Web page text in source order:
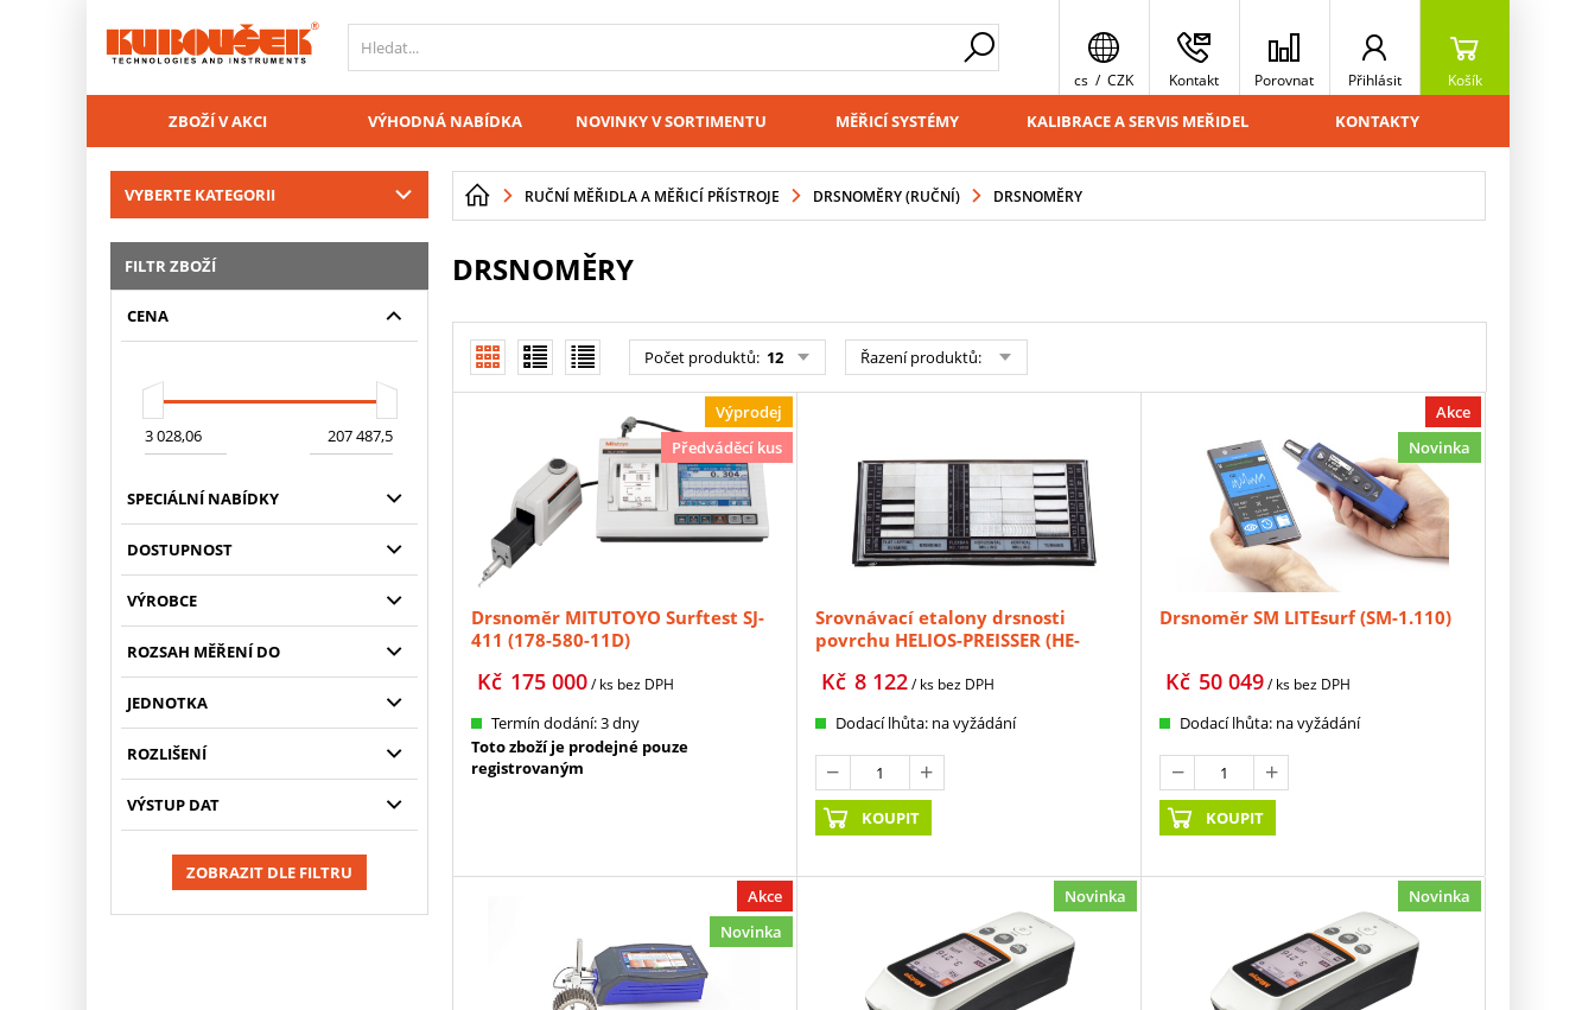
cs / CZK Kontakt Porovnat Přihlásit Košík
ZBOŽÍ V AKCI VÝHODNÁ NABÍDKA NOVINKY V SORTIMENTU MĚŘICÍ SYSTÉMY KALIBRACE A SERVIS MEŘIDEL KONTAKTY
VYBERTE KATEGORII
FILTR ZBOŽÍ
CENA
SPECIÁLNÍ NABÍDKY
DOSTUPNOST
VÝROBCE
ROZSAH MĚŘENÍ DO
JEDNOTKA
ROZLIŠENÍ
VÝSTUP DAT
ZOBRAZIT DLE FILTRU
RUČNÍ MĚŘIDLA A MĚŘICÍ PŘÍSTROJE DRSNOMĚRY (RUČNÍ) DRSNOMĚRY
DRSNOMĚRY
Počet produktů: 12 Řazení produktů:
Výprodej
Předváděcí kus
Drsnoměr MITUTOYO Surftest SJ-
411 (178-580-11D)
175 000
Kč / ks bez DPH
Termín dodání: 3 dny
Toto zboží je prodejné pouze
registrovaným
Srovnávací etalony drsnosti
povrchu HELIOS-PREISSER (HE-
8 122
Kč / ks bez DPH
Dodací lhůta: na vyžádání
KOUPIT
Akce
Novinka
Drsnoměr SM LITEsurf (SM-1.110)
50 049
Kč / ks bez DPH
Dodací lhůta: na vyžádání
KOUPIT
Akce
Novinka
Novinka Novinka